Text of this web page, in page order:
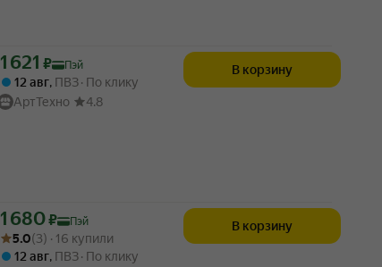
Цена с картой Яндекс Пэй 1621 ₽ вместо
1 621 ₽ Пэй
12 авг, ПВЗ По клику
АртТехно
4.8
В корзину
Цена с картой Яндекс Пэй 1680 ₽ вместо
1 680₽
Пэй
Рейтинг товара: 5.0 из 5
Оценок: (3) · 16 купили
5.0(3) · 16 купили
12 авг, ПВЗ По клику
В корзину